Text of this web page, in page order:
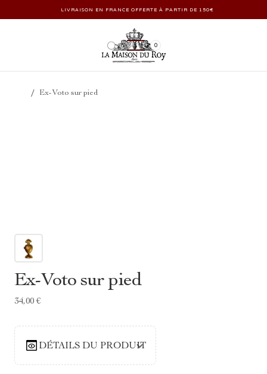
LIVRAISON EN FRANCE OFFERTE À PARTIR DE 150€
0
/ Ex-Voto sur pied
Ex-Voto sur pied
34,00 €
DÉTAILS DU PRODUIT